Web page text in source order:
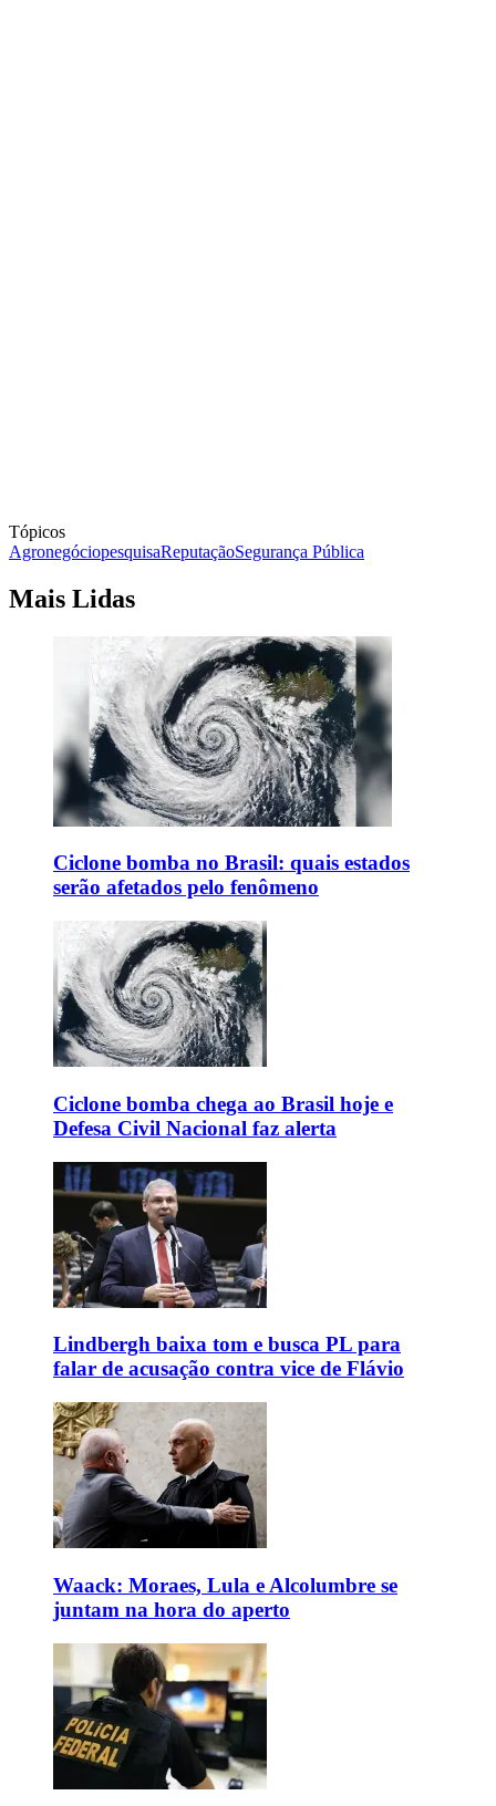
Tópicos
AgronegóciopesquisaReputaçãoSegurança Pública
Mais Lidas
Ciclone bomba no Brasil: quais estados
serão afetados pelo fenômeno
Ciclone bomba chega ao Brasil hoje e
Defesa Civil Nacional faz alerta
Lindbergh baixa tom e busca PL para
falar de acusação contra vice de Flávio
Waack: Moraes, Lula e Alcolumbre se
juntam na hora do aperto